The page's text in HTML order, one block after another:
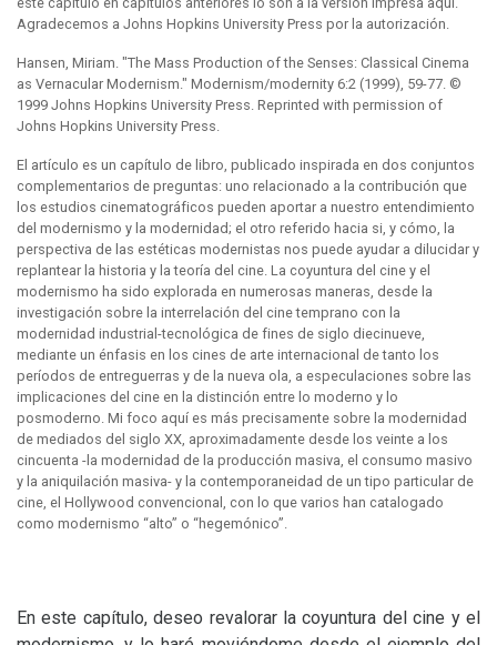
Agradecemos a Johns Hopkins University Press por la autorización.
Hansen, Miriam. "The Mass Production of the Senses: Classical Cinema
as Vernacular Modernism." Modernism/modernity 6:2 (1999), 59-77. ©
1999 Johns Hopkins University Press. Reprinted with permission of
Johns Hopkins University Press.
El artículo es un capítulo de libro, publicado inspirada en dos conjuntos
complementarios de preguntas: uno relacionado a la contribución que
los estudios cinematográficos pueden aportar a nuestro entendimiento
del modernismo y la modernidad; el otro referido hacia si, y cómo, la
perspectiva de las estéticas modernistas nos puede ayudar a dilucidar y
replantear la historia y la teoría del cine. La coyuntura del cine y el
modernismo ha sido explorada en numerosas maneras, desde la
investigación sobre la interrelación del cine temprano con la
modernidad industrial-tecnológica de fines de siglo diecinueve,
mediante un énfasis en los cines de arte internacional de tanto los
períodos de entreguerras y de la nueva ola, a especulaciones sobre las
implicaciones del cine en la distinción entre lo moderno y lo
posmoderno. Mi foco aquí es más precisamente sobre la modernidad
de mediados del siglo XX, aproximadamente desde los veinte a los
cincuenta -la modernidad de la producción masiva, el consumo masivo
y la aniquilación masiva- y la contemporaneidad de un tipo particular de
cine, el Hollywood convencional, con lo que varios han catalogado
como modernismo “alto” o “hegemónico”.
En este capítulo, deseo revalorar la coyuntura del cine y el